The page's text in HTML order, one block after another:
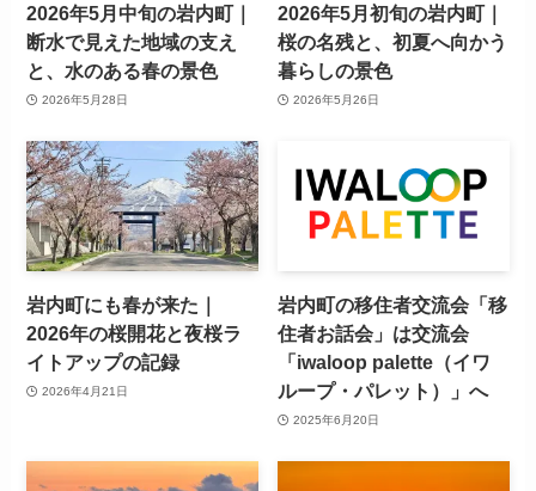
2026年5月中旬の岩内町｜
断水で見えた地域の支え
と、水のある春の景色
2026年5月28日
2026年5月初旬の岩内町｜
桜の名残と、初夏へ向かう
暮らしの景色
2026年5月26日
岩内町にも春が来た｜
2026年の桜開花と夜桜ラ
イトアップの記録
2026年4月21日
岩内町の移住者交流会「移
住者お話会」は交流会
「iwaloop palette（イワ
ループ・パレット）」へ
2025年6月20日